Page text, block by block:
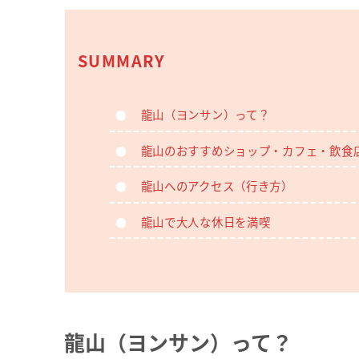
SUMMARY
龍山（ヨンサン）って？
龍山のおすすめショップ・カフェ・飲食
龍山へのアクセス（行き方）
龍山で大人な休日を満喫
龍山（ヨンサン）って？